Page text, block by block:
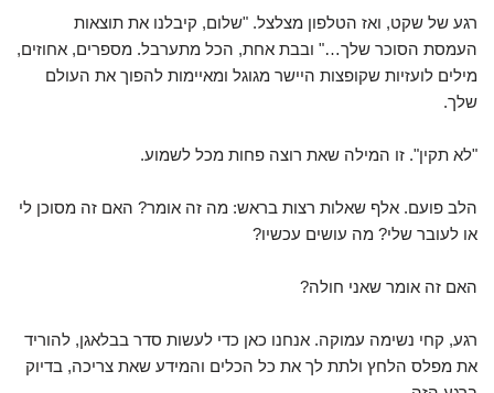
רגע של שקט, ואז הטלפון מצלצל. "שלום, קיבלנו את תוצאות
העמסת הסוכר שלך…" ובבת אחת, הכל מתערבל. מספרים, אחוזים,
מילים לועזיות שקופצות היישר מגוגל ומאיימות להפוך את העולם
שלך.
"לא תקין". זו המילה שאת רוצה פחות מכל לשמוע.
הלב פועם. אלף שאלות רצות בראש: מה זה אומר? האם זה מסוכן לי
או לעובר שלי? מה עושים עכשיו?
האם זה אומר שאני חולה?
רגע, קחי נשימה עמוקה. אנחנו כאן כדי לעשות סדר בבלאגן, להוריד
את מפלס הלחץ ולתת לך את כל הכלים והמידע שאת צריכה, בדיוק